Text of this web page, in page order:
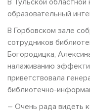
образовательный
В Горбовском зале
сотрудников
Богородицка,
налаживанию
приветствовала
библиотечно-
– Очень рада видеть